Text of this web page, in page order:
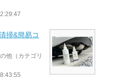
掃&簡易コ
他（カテゴリ